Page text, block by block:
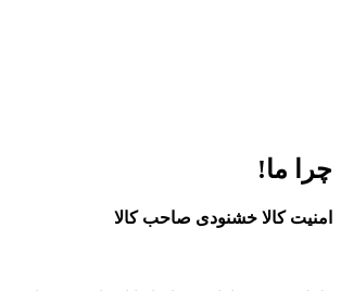
چرا ما!
امنیت کالا خشنودی صاحب کالا